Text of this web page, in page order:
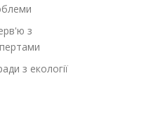
з
з екології